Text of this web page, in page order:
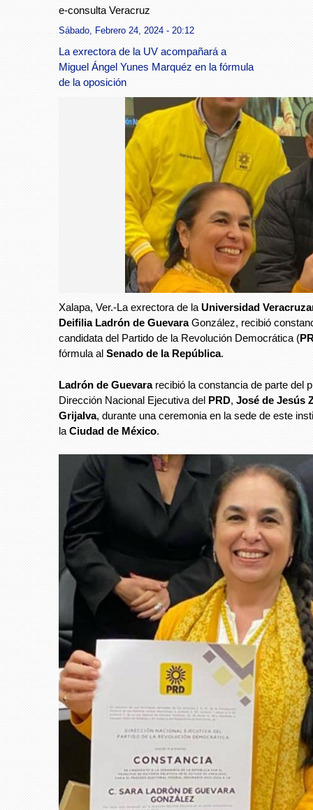
e-consulta Veracruz
Sábado, Febrero 24, 2024 - 20:12
La exrectora de la UV acompañará a
Miguel Ángel Yunes Marquéz en la fórmula
de la oposición
Xalapa, Ver.-La exrectora de la Universidad
Deifilia Ladrón de GuevaraGonzález, recibió
candidata del Partido de la Revolución Democrática (
fórmula al Senado de la República.
Ladrón de Guevararecibió la constancia de parte del
Dirección Nacional Ejecutiva del PRD, José de Jesús
Grijalva, durante una ceremonia en la sede de este
la Ciudad de México.